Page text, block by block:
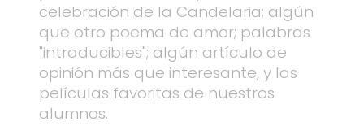
celebración de la Candelaria; algún
que otro poema de amor; palabras
"intraducibles"; algún artículo de
opinión más que interesante, y las
películas favoritas de nuestros
alumnos.